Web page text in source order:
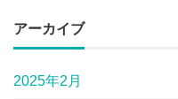
アーカイブ
2025年2月